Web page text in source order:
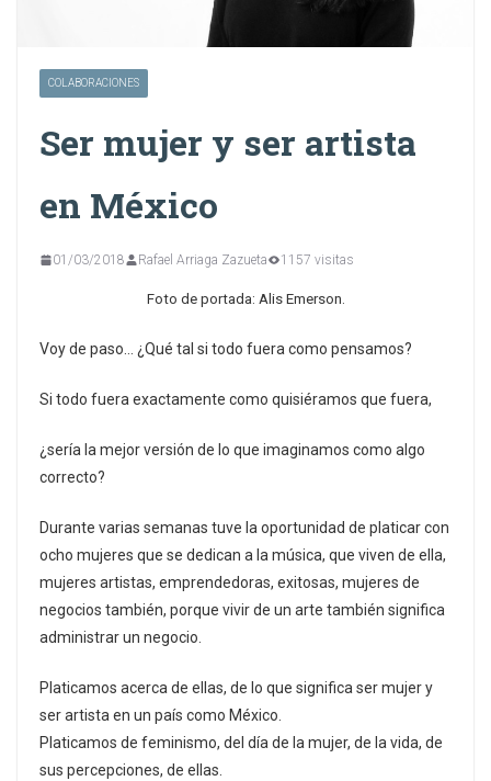
COLABORACIONES
Ser mujer y ser artista
en México
01/03/2018 Rafael Arriaga Zazueta 1157 visitas
Foto de portada: Alis Emerson.
Voy de paso… ¿Qué tal si todo fuera como pensamos?
Si todo fuera exactamente como quisiéramos que fuera,
¿sería la mejor versión de lo que imaginamos como algo
correcto?
Durante varias semanas tuve la oportunidad de platicar con
ocho mujeres que se dedican a la música, que viven de ella,
mujeres artistas, emprendedoras, exitosas, mujeres de
negocios también, porque vivir de un arte también significa
administrar un negocio.
Platicamos acerca de ellas, de lo que significa ser mujer y
ser artista en un país como México.
Platicamos de feminismo, del día de la mujer, de la vida, de
sus percepciones, de ellas.